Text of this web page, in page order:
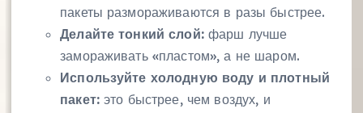
пакеты размораживаются в разы быстрее.
Делайте тонкий слой:фарш лучше
замораживать «пластом», а не шаром.
Используйте холодную воду и плотный
пакет:это быстрее, чем воздух, и